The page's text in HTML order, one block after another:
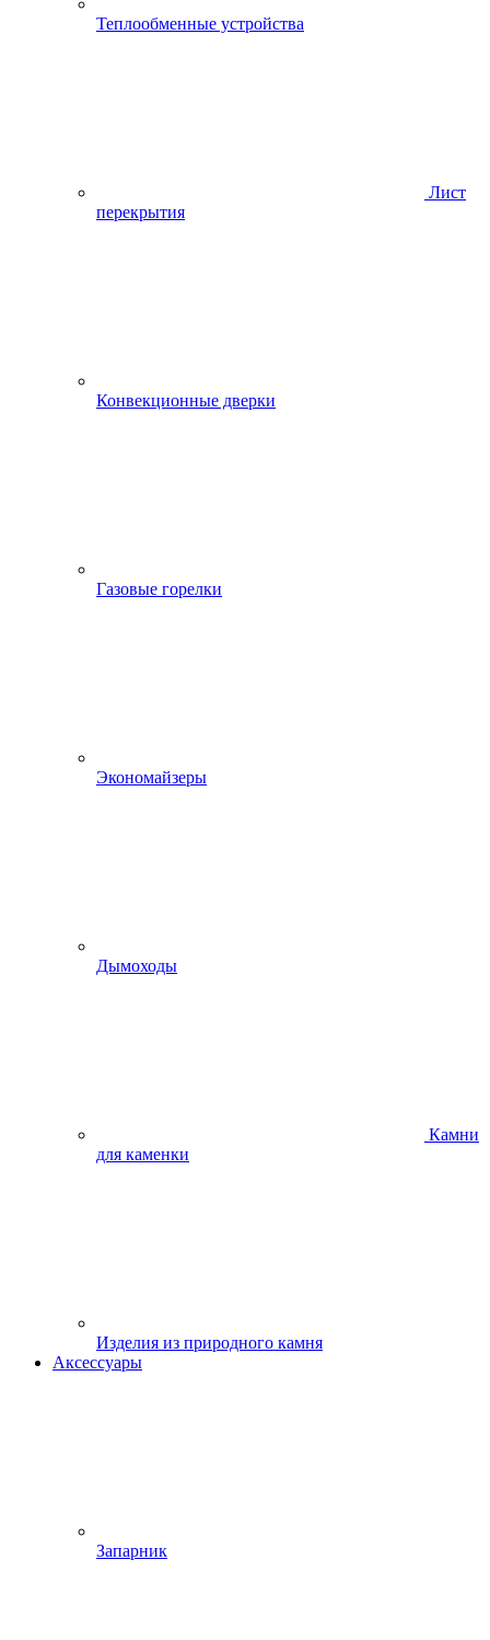
Теплообменные устройства
Лист
перекрытия
Конвекционные дверки
Газовые горелки
Экономайзеры
Дымоходы
Камни
для каменки
Изделия из природного камня
Аксессуары
Запарник